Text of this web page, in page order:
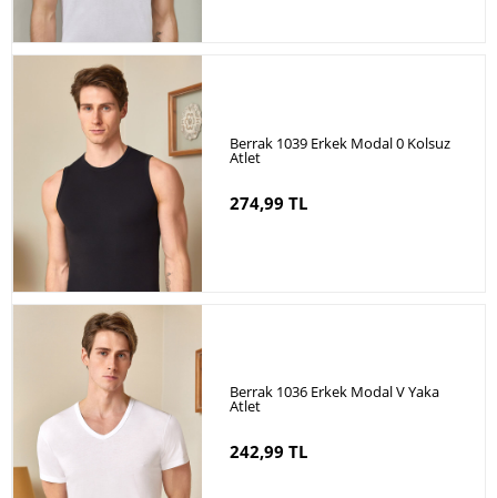
Berrak 1039 Erkek Modal 0 Kolsuz
Atlet
274,99 TL
Berrak 1036 Erkek Modal V Yaka
Atlet
242,99 TL